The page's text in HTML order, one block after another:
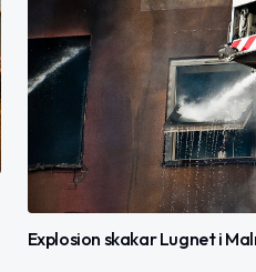
Explosion skakar Lugnet i